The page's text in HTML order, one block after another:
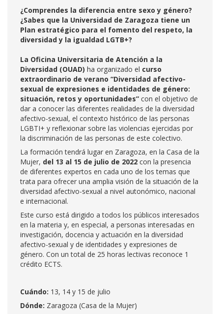
¿Comprendes la diferencia entre sexo y género?
¿Sabes que la Universidad de Zaragoza tiene un
Plan estratégico para el fomento del respeto, la
diversidad y la igualdad LGTB+?
La Oficina Universitaria de Atención a la
Diversidad (OUAD) ha organizado el curso
extraordinario de verano “Diversidad afectivo-
sexual de expresiones e identidades de género:
situación, retos y oportunidades” con el objetivo de
dar a conocer las diferentes realidades de la diversidad
afectivo-sexual, el contexto histórico de las personas
LGBTI+ y reflexionar sobre las violencias ejercidas por
la discriminación de las personas de este colectivo.
La formación tendrá lugar en Zaragoza, en la Casa de la
Mujer, del 13 al 15 de julio de 2022 con la presencia
de diferentes expertos en cada uno de los temas que
trata para ofrecer una amplia visión de la situación de la
diversidad afectivo-sexual a nivel autonómico, nacional
e internacional.
Este curso está dirigido a todos los públicos interesados
en la materia y, en especial, a personas interesadas en
investigación, docencia y actuación en la diversidad
afectivo-sexual y de identidades y expresiones de
género. Con un total de 25 horas lectivas reconoce 1
crédito ECTS.
Cuándo: 13, 14 y 15 de julio
Dónde: Zaragoza (Casa de la Mujer)